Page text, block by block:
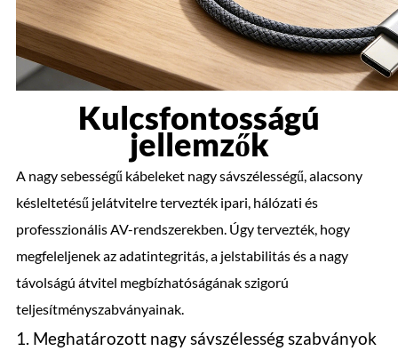
Kulcsfontosságú
jellemzők
A nagy sebességű kábeleket nagy sávszélességű, alacsony
késleltetésű jelátvitelre tervezték ipari, hálózati és
professzionális AV-rendszerekben. Úgy tervezték, hogy
megfeleljenek az adatintegritás, a jelstabilitás és a nagy
távolságú átvitel megbízhatóságának szigorú
teljesítményszabványainak.
1. Meghatározott nagy sávszélesség szabványok